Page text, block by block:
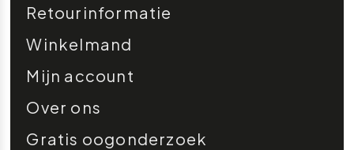
Retourinformatie
Winkelmand
Mijn account
Over ons
Gratis oogonderzoek